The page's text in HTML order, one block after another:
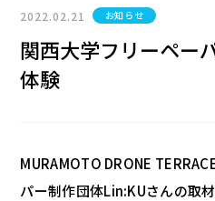
2022.02.21 お知らせ
関西大学フリーペー
体験
MURAMOTO DRONE
パー制作団体Lin:KUさんの取材